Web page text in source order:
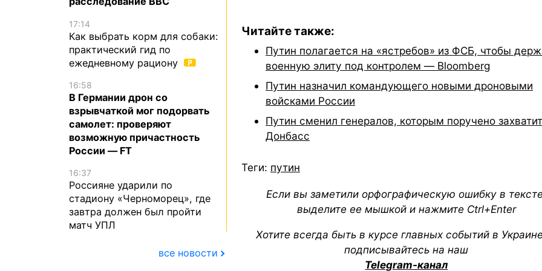
Читайте также:
Путин полагается на «ястребов» из ФСБ, чтобы
военную элиту под контролем — Bloomberg
Путин назначил командующего новыми дроновыми
войсками России
Путин сменил генералов, которым поручено
Донбасс
Теги: путин
Если вы заметили орфографическую ошибку в
выделите ее мышкой и нажмите Ctrl+Enter
Хотите всегда быть в курсе главных событий в
подписывайтесь на наш
Telegram-канал
17:14
Как выбрать корм для собаки:
практический гид по
ежедневному рациону
16:58
В Германии дрон со
взрывчаткой мог подорвать
самолет: проверяют
возможную причастность
России — FT
16:37
Россияне ударили по
стадиону «Черноморец», где
завтра должен был пройти
матч УПЛ
все новости